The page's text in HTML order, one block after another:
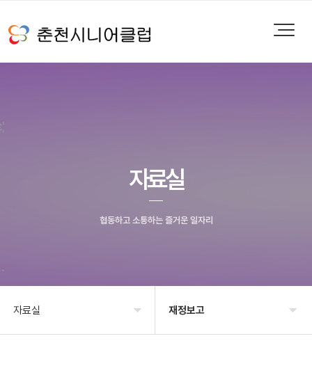
자료실
협동하고 소통하는 즐거운 일자리
자료실 재정보고